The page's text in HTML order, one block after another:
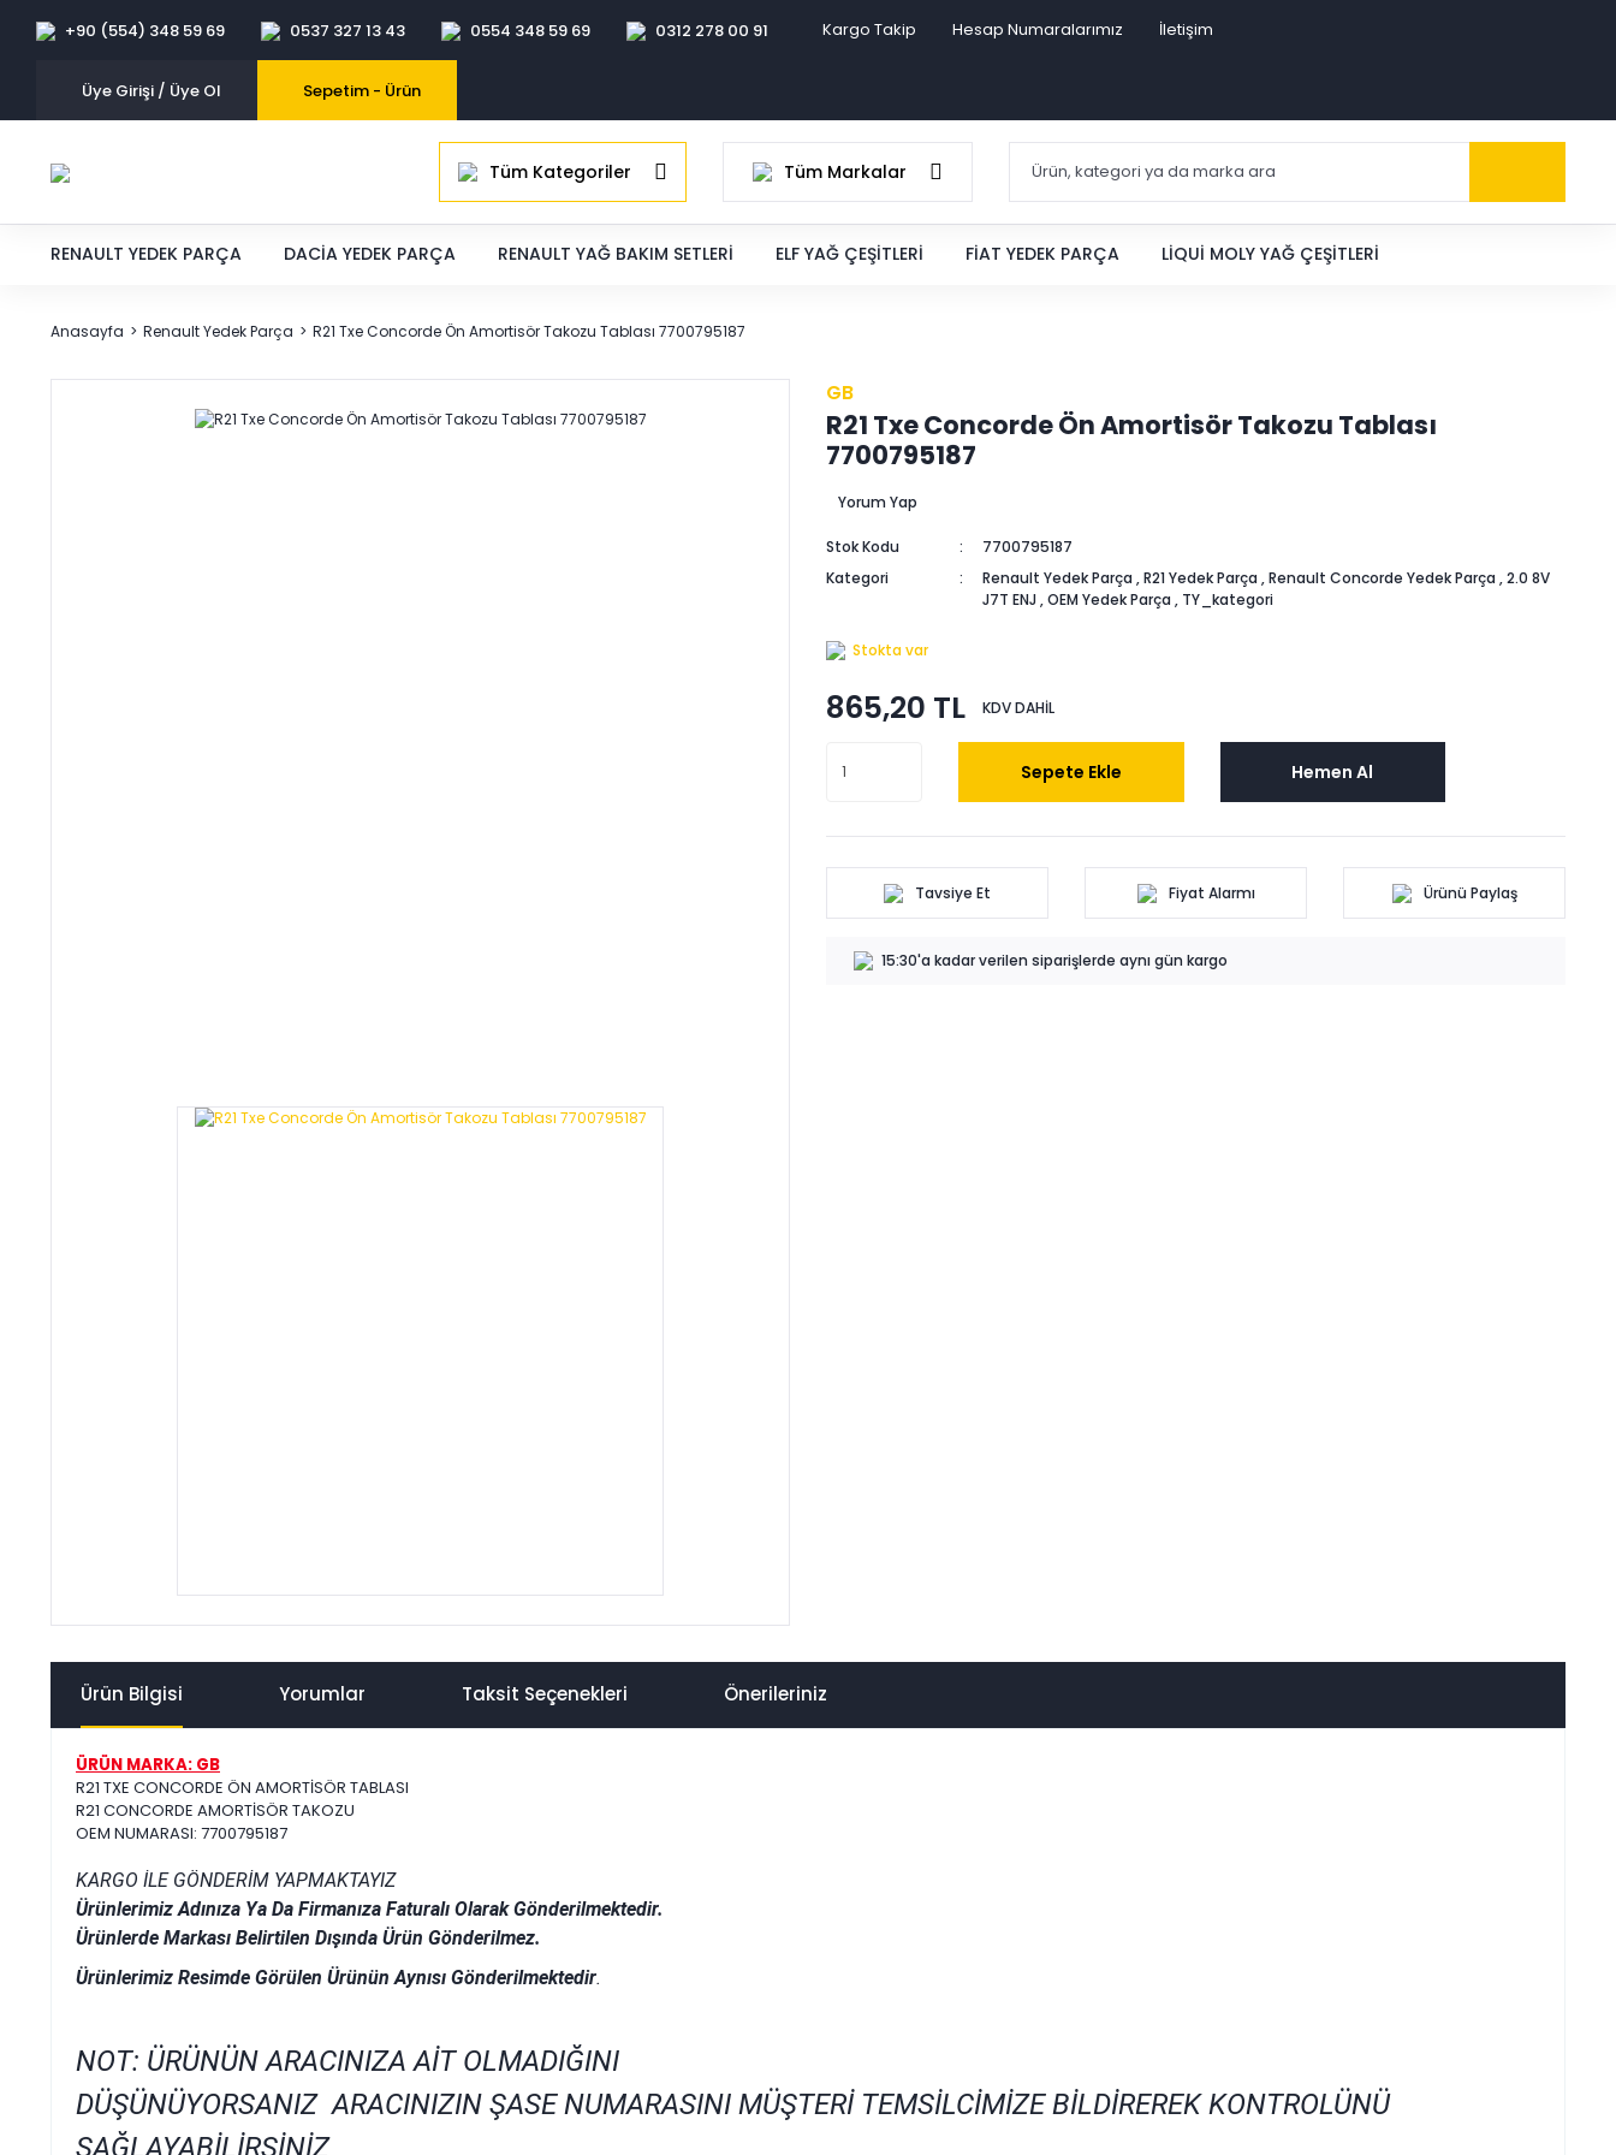
+90 (554) 348 59 69 0537 327 13 43 0554 348 59 69 0312 278 00 91 Kargo Takip Hesap Numaralarımız İletişim
Üye Girişi / Üye Ol Sepetim - Ürün
Tüm Kategoriler Tüm Markalar
RENAULT YEDEK PARÇA DACIA YEDEK PARÇA RENAULT YAĞ BAKIM SETLERI ELF YAĞ ÇEŞITLERI FIAT YEDEK PARÇA LIQUI MOLY YAĞ ÇEŞITLERI
Anasayfa Renault Yedek Parça R21 Txe Concorde Ön Amortisör Takozu Tablası 7700795187
GB
R21 Txe Concorde Ön Amortisör Takozu Tablası
7700795187
Yorum Yap
Stok Kodu
7700795187
Kategori
Renault Yedek Parça ,R21 Yedek Parça ,Renault Concorde Yedek Parça ,2.0 8V
J7T ENJ,OEM Yedek Parça , TY_kategori
Stokta var
865,20 TL KDV DAHİL
Sepete Ekle Hemen Al
Tavsiye Et Fiyat Alarmı Ürünü Paylaş
15:30'a kadar verilen siparişlerde aynı gün kargo
Ürün Bilgisi Yorumlar Taksit Seçenekleri Önerileriniz
ÜRÜN MARKA: GB
R21 TXE CONCORDE ÖN AMORTİSÖR TABLASI
R21 CONCORDE AMORTİSÖR TAKOZU
OEM NUMARASI: 7700795187
KARGO İLE GÖNDERİM YAPMAKTAYIZ
Ürünlerimiz Adınıza Ya Da Firmanıza Faturalı Olarak Gönderilmektedir.
Ürünlerde Markası Belirtilen Dışında Ürün Gönderilmez.
Ürünlerimiz Resimde Görülen Ürünün Aynısı Gönderilmektedir.
NOT: ÜRÜNÜN ARACINIZA AİT OLMADIĞINI
DÜŞÜNÜYORSANIZ ARACINIZIN ŞASE NUMARASINI MÜŞTERİ TEMSİLCİMİZE BİLDİREREK KONTROLÜNÜ
SAĞLAYABİLİRSİNİZ